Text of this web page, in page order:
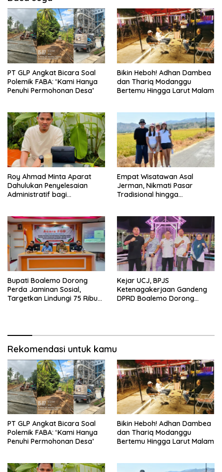
PT GLP Angkat Bicara Soal
Polemik FABA: ‘Kami Hanya
Penuhi Permohonan Desa’
Bikin Heboh! Adhan Dambea
dan Thariq Modanggu
Bertemu Hingga Larut Malam
Roy Ahmad Minta Aparat
Dahulukan Penyelesaian
Administratif bagi
Empat Wisatawan Asal
Jerman, Nikmati Pasar
Tradisional hingga
Bupati Boalemo Dorong
Perda Jaminan Sosial,
Targetkan Lindungi 75 Ribu
Kejar UCJ, BPJS
Ketenagakerjaan Gandeng
DPRD Boalemo Dorong
Rekomendasi untuk kamu
PT GLP Angkat Bicara Soal
Polemik FABA: ‘Kami Hanya
Penuhi Permohonan Desa’
Bikin Heboh! Adhan Dambea
dan Thariq Modanggu
Bertemu Hingga Larut Malam